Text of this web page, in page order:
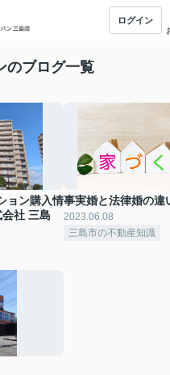
ログイン
のブログ一覧
ョン購入情
社 三島
事実婚と法律婚の違
2023.06.08
三島市の不動産知識